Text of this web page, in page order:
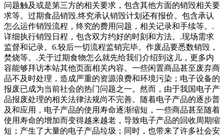
问题触及或是第三方的相关要求，包含其他方面的销毁相关要
求等。过期食品销毁.终究承认销毁计划还有报价。包含承认
怎么运作销毁流程，终究的费用问题，相关记录和手续等。.
详细执行销毁日程，包含双方约好的时刻和方法。.现场需求
监督和记录。6.较后一切流程监销完毕。作废品要悉数销毁，
焚烧等。.关于过期食物怎么就先给我们介绍到这儿，更多内
容能够拜访本站其他页面相关内容。一些闲置商品甚至废弃商
品不及时处理，造成严重的资源浪费和环境污染；电子设备的
报废已成为当前社会的热门问题之一。然而，由于我国电子产
品报废处理的相关法律法规尚不完善。随着电子产品的逐步普
及和应用，电子产品的使用寿命逐渐缩短，一些商品甚至随着
使用寿命的增加而变得越来越老，导致电子产品的回收周期缩
短；产生了大量的电子产品垃圾；同时，也带来了许多社会安